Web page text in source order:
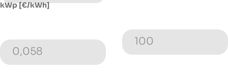
kWp [€/kWh]
0,058
100